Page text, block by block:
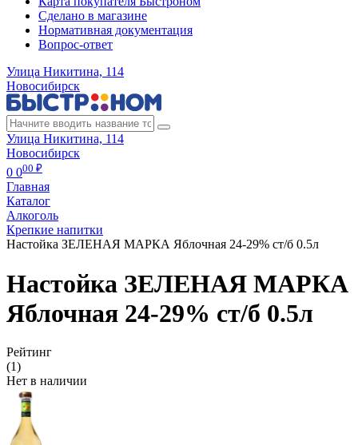
Сделано в магазине
Нормативная документация
Вопрос-ответ
Улица Никитина, 114
Новосибирск
Улица Никитина, 114
Новосибирск
0 000 ₽
Главная
Каталог
Алкоголь
Крепкие напитки
Настойка ЗЕЛЕНАЯ МАРКА Яблочная 24-29% ст/б 0.5л
Настойка ЗЕЛЕНАЯ МАРКА
Яблочная 24-29% ст/б 0.5л
Рейтинг
(1)
Нет в наличии